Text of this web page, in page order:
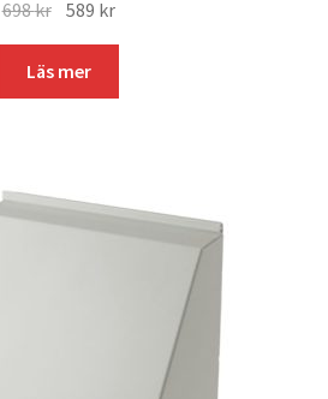
698kr Det
ursprungliga
priset
var:
589 krDet
nuvarande
är:
Läs mer